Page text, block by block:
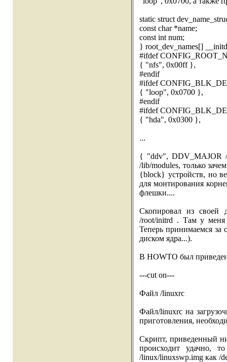
static struct
const char *name;
const int num;
} root_dev_names[]
#ifdef
{ "nfs", 0x00ff },
#endif
#ifdef
{ "loop", 0x0700 },
#endif
#ifdef
{ "hda", 0x0300 },
...
{ "ddv", DDV_MAJOR /
/lib/modules, только
{block} устройств, но
для монтирования
флешки....
Скопировал из своей
/root/initrd . Там у меня
Теперь принимаемся за
диском ядра...).
В HOWTO был
---cut on---
Файл /linuxrc
Файл/linuxrc на
приготовления,
Скрипт, приведенный
происходит удачно,
/linux/linuxswp.img как /